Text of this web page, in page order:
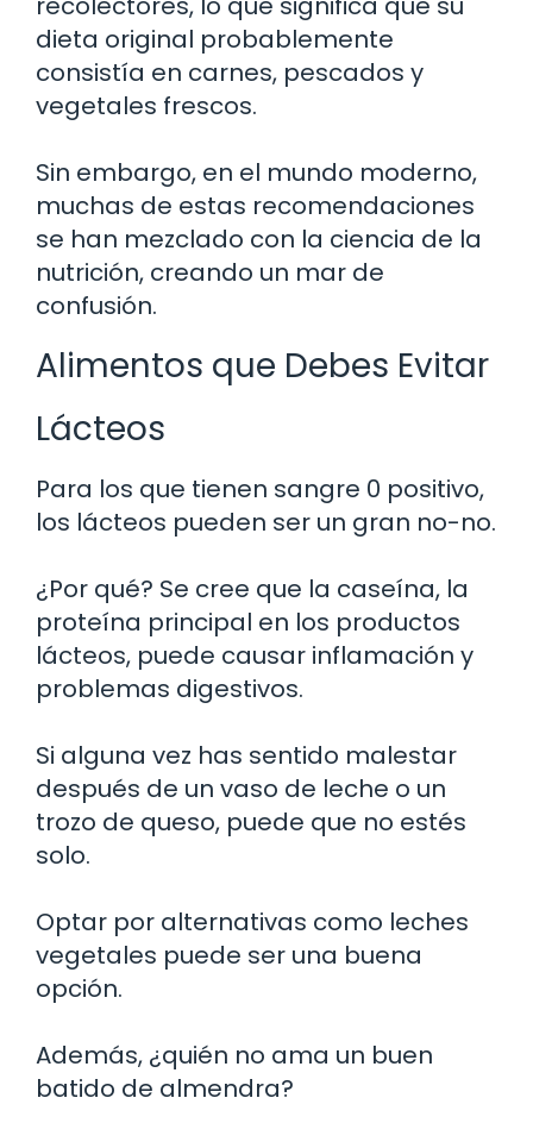
dieta original probablemente
consistía en carnes, pescados y
vegetales frescos.
Sin embargo, en el mundo moderno,
muchas de estas recomendaciones
se han mezclado con la ciencia de la
nutrición, creando un mar de
confusión.
Alimentos que Debes Evitar
Lácteos
Para los que tienen sangre 0 positivo,
los lácteos pueden ser un gran no-no.
¿Por qué? Se cree que la caseína, la
proteína principal en los productos
lácteos, puede causar inflamación y
problemas digestivos.
Si alguna vez has sentido malestar
después de un vaso de leche o un
trozo de queso, puede que no estés
solo.
Optar por alternativas como leches
vegetales puede ser una buena
opción.
Además, ¿quién no ama un buen
batido de almendra?